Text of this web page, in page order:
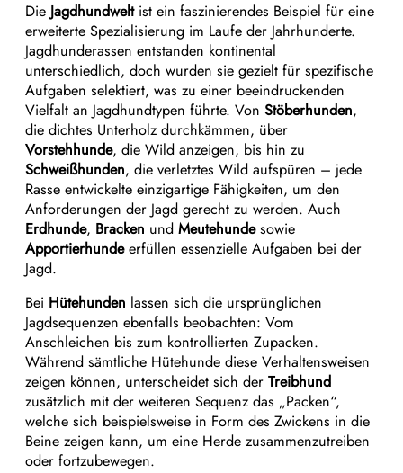
Die Jagdhundwelt ist ein faszinierendes Beispiel für eine
erweiterte Spezialisierung im Laufe der Jahrhunderte.
Jagdhunderassen entstanden kontinental
unterschiedlich, doch wurden sie gezielt für spezifische
Aufgaben selektiert, was zu einer beeindruckenden
Vielfalt an Jagdhundtypen führte. Von Stöberhunden,
die dichtes Unterholz durchkämmen, über
Vorstehhunde, die Wild anzeigen, bis hin zu
Schweißhunden, die verletztes Wild aufspüren – jede
Rasse entwickelte einzigartige Fähigkeiten, um den
Anforderungen der Jagd gerecht zu werden. Auch
Erdhunde, Bracken und Meutehundesowie
Apportierhundeerfüllen essenzielle Aufgaben bei der
Jagd.
Bei Hütehunden lassen sich die ursprünglichen
Jagdsequenzen ebenfalls beobachten: Vom
Anschleichen bis zum kontrollierten Zupacken.
Während sämtliche Hütehunde diese Verhaltensweisen
zeigen können, unterscheidet sich der Treibhund
zusätzlich mit der weiteren Sequenz das „Packen“,
welche sich beispielsweise in Form des Zwickens in die
Beine zeigen kann, um eine Herde zusammenzutreiben
oder fortzubewegen.